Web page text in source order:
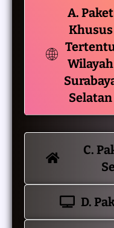
A. Paket
Khusus
Wilayah
Selatan
C.
D.